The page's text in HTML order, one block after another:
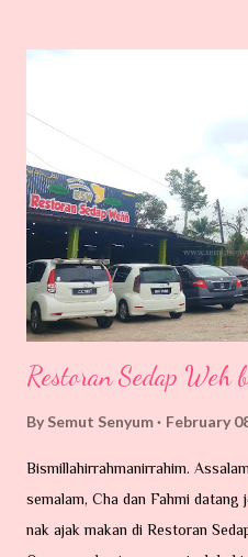
engkau suka melakukan
lemah, itu kerana engkau suka
cemburu, itu kerana engkau
mengganggumu, itu ker...
Restoran Sedap Weh
By Semut Senyum February
Bismillahirrahmanirrahim.
semalam, Cha dan Fahmi
nak ajak makan di Restoran